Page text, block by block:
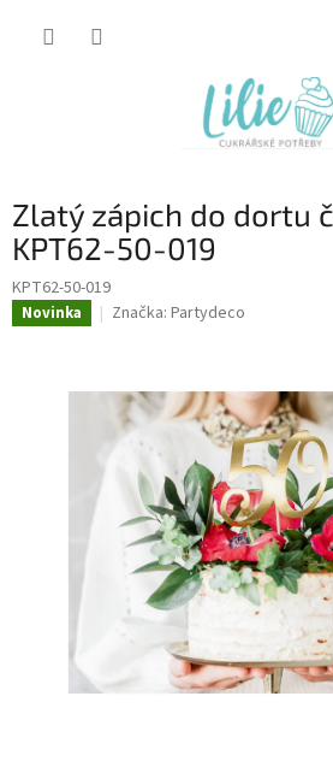
Zlatý zápich do dortu
KPT62-50-019
KPT62-50-019
Novinka Značka: Partydeco